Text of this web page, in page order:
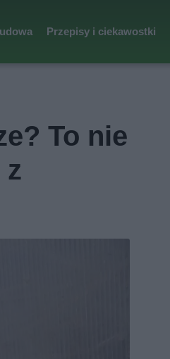
Przepisy i ciekawostki
To nie
z